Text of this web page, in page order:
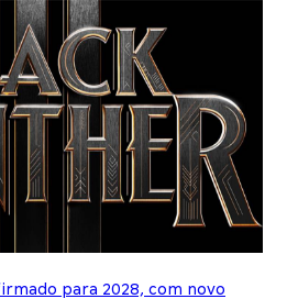
para 2028, com novo